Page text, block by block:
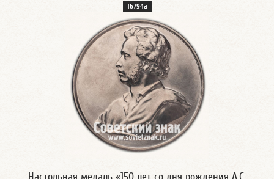
16794а